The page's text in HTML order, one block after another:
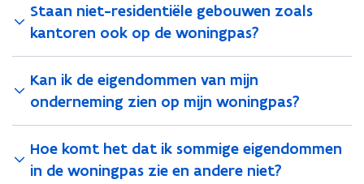
Staan niet-residentiële gebouwen zoals
kantoren ook op de woningpas?
Kan ik de eigendommen van mijn
onderneming zien op mijn woningpas?
Hoe komt het dat ik sommige eigendommen
in de woningpas zie en andere niet?